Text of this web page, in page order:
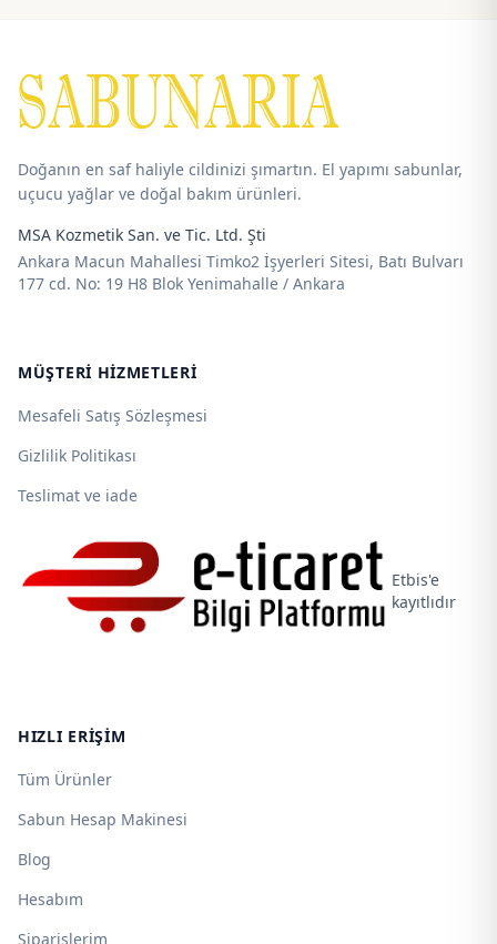
Doğanın en saf haliyle cildinizi şımartın. El yapımı sabunlar,
uçucu yağlar ve doğal bakım ürünleri.
MSA Kozmetik San. ve Tic. Ltd. Şti
Ankara Macun Mahallesi Timko2 İşyerleri Sitesi, Batı Bulvarı
177 cd. No: 19 H8 Blok Yenimahalle / Ankara
MÜŞTERI HIZMETLERI
Mesafeli Satış Sözleşmesi
Gizlilik Politikası
Teslimat ve iade
Etbis'e
kayıtlıdır
HIZLI ERIŞIM
Tüm Ürünler
Sabun Hesap Makinesi
Blog
Hesabım
Siparişlerim